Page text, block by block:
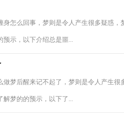
身怎么回事，梦则是令人产生很多疑惑
预示，以下介绍总是噩...
做梦后醒来记不起了，梦则是令人产生
解梦的的预示，以下了...